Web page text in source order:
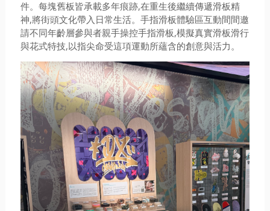
件。每塊舊板皆承載多年痕跡,在重生後繼續傳遞滑板精
神,將街頭文化帶入日常生活。手指滑板體驗區互動間間邀
請不同年齡層參與者親手操控手指滑板,模擬真實滑板滑行
與花式特技,以指尖命受這項運動所蘊含的創意與活力。